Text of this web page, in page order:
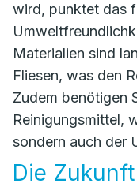
wird, punktet das
Materialien sind
Fliesen, was den
Zudem benötigen
Reinigungsmittel,
sondern auch der
Die